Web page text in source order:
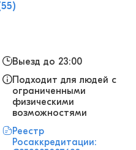
Выезд до 23:00
Подходит для людей с
ограниченными
физическими
возможностями
Реестр
Росаккредитации: